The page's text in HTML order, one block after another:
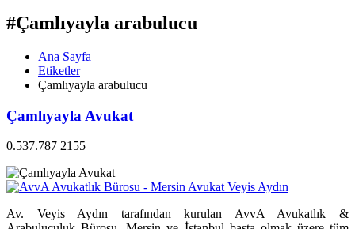
#Çamlıyayla arabulucu
Ana Sayfa
Etiketler
Çamlıyayla arabulucu
Çamlıyayla Avukat
0.537.787 2155
Av. Veyis Aydın tarafından kurulan AvvA Avukatlık &